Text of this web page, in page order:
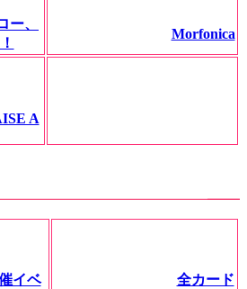
ー、
Morfonica
A
イベ
全カード